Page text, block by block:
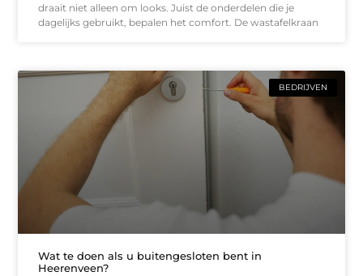
draait niet alleen om looks. Juist de onderdelen die je
dagelijks gebruikt, bepalen het comfort. De wastafelkraan
BEDRIJVEN
Wat te doen als u buitengesloten bent in
Heerenveen?